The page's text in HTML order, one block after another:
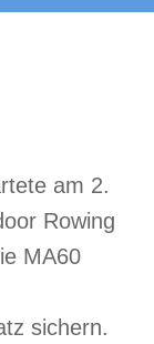
am 2.
Rowing
MA60
sichern.